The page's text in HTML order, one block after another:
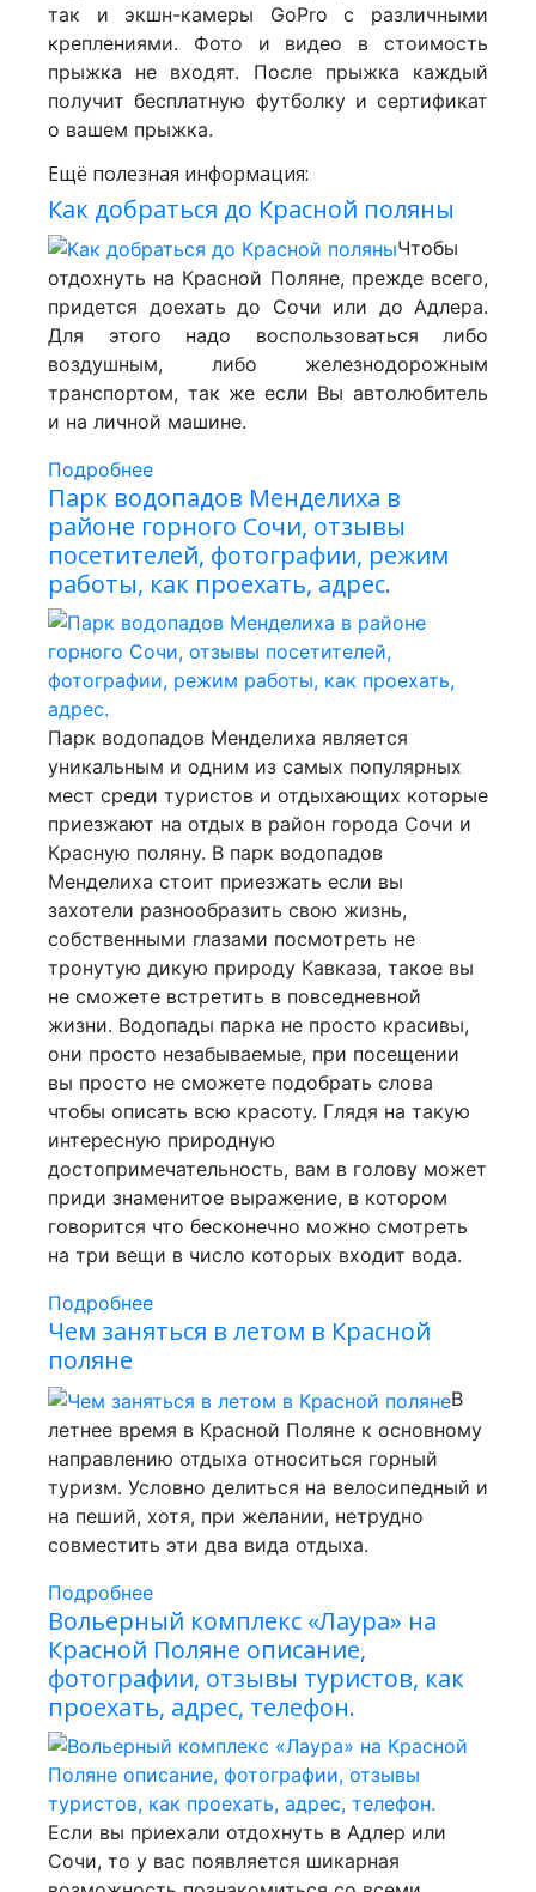
так и экшн-камеры GoPro с различными
креплениями. Фото и видео в стоимость
прыжка не входят. После прыжка каждый
получит бесплатную футболку и сертификат
о вашем прыжка.
Ещё полезная информация:
Как добраться до Красной поляны
Чтобы
отдохнуть на Красной Поляне, прежде всего,
придется доехать до Сочи или до Адлера.
Для этого надо воспользоваться либо
воздушным, либо железнодорожным
транспортом, так же если Вы автолюбитель
и на личной машине.
Подробнее
Парк водопадов Менделиха в
районе горного Сочи, отзывы
посетителей, фотографии, режим
работы, как проехать, адрес.
Парк водопадов Менделиха является
уникальным и одним из самых популярных
мест среди туристов и отдыхающих которые
приезжают на отдых в район города Сочи и
Красную поляну. В парк водопадов
Менделиха стоит приезжать если вы
захотели разнообразить свою жизнь,
собственными глазами посмотреть не
тронутую дикую природу Кавказа, такое вы
не сможете встретить в повседневной
жизни. Водопады парка не просто красивы,
они просто незабываемые, при посещении
вы просто не сможете подобрать слова
чтобы описать всю красоту. Глядя на такую
интересную природную
достопримечательность, вам в голову может
приди знаменитое выражение, в котором
говорится что бесконечно можно смотреть
на три вещи в число которых входит вода.
Подробнее
Чем заняться в летом в Красной
поляне
В
летнее время в Красной Поляне к основному
направлению отдыха относиться горный
туризм. Условно делиться на велосипедный и
на пеший, хотя, при желании, нетрудно
совместить эти два вида отдыха.
Подробнее
Вольерный комплекс «Лаура» на
Красной Поляне описание,
фотографии, отзывы туристов, как
проехать, адрес, телефон.
Если вы приехали отдохнуть в Адлер или
Сочи, то у вас появляется шикарная